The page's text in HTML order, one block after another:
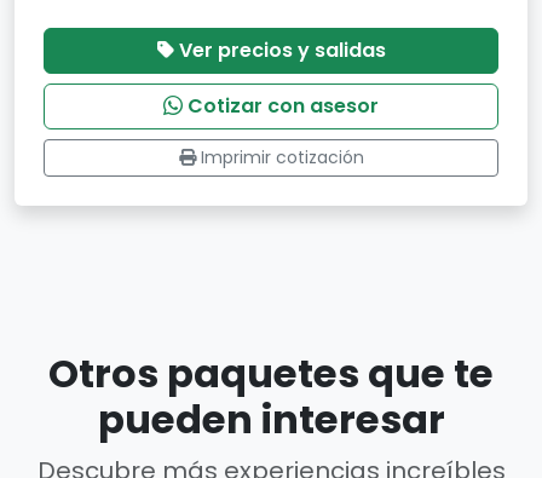
Ver precios y salidas
Cotizar con asesor
Imprimir cotización
Otros paquetes que te
pueden interesar
Descubre más experiencias increíbles